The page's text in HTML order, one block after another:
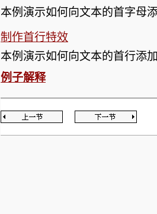
本例演示如何向文本的首字母
制作首行特效
本例演示如何向文本的首行添
例子解释